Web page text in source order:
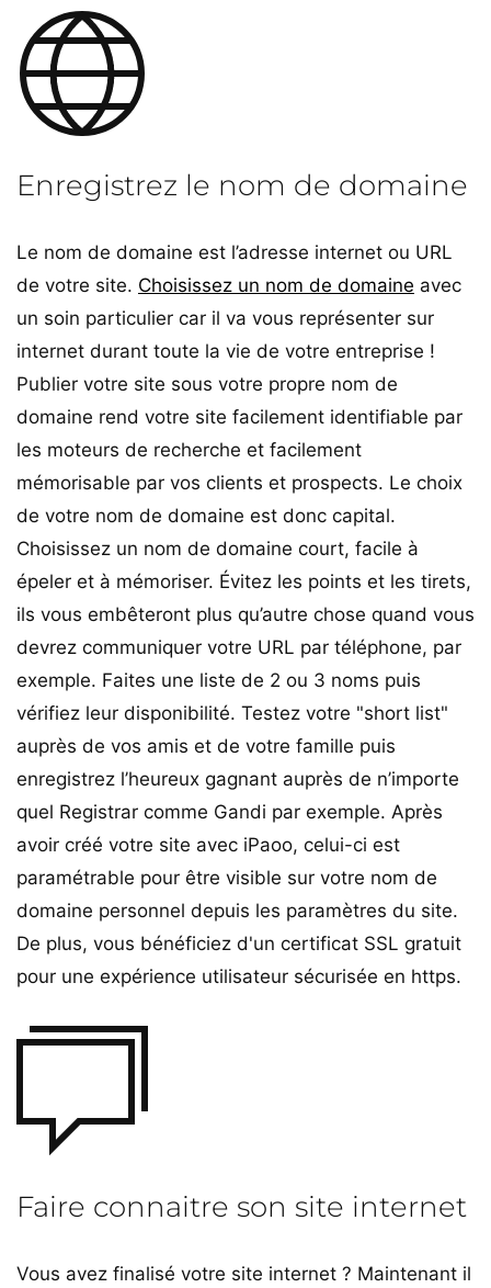
Enregistrez le nom de domaine
Le nom de domaine est l’adresse internet ou URL
de votre site. Choisissez un nom de domaine avec
un soin particulier car il va vous représenter sur
internet durant toute la vie de votre entreprise !
Publier votre site sous votre propre nom de
domaine rend votre site facilement identifiable par
les moteurs de recherche et facilement
mémorisable par vos clients et prospects. Le choix
de votre nom de domaine est donc capital.
Choisissez un nom de domaine court, facile à
épeler et à mémoriser. Évitez les points et les tirets,
ils vous embêteront plus qu’autre chose quand vous
devrez communiquer votre URL par téléphone, par
exemple. Faites une liste de 2 ou 3 noms puis
vérifiez leur disponibilité. Testez votre "short list"
auprès de vos amis et de votre famille puis
enregistrez l’heureux gagnant auprès de n’importe
quel Registrar comme Gandi par exemple. Après
avoir créé votre site avec iPaoo, celui-ci est
paramétrable pour être visible sur votre nom de
domaine personnel depuis les paramètres du site.
De plus, vous bénéficiez d'un certificat SSL gratuit
pour une expérience utilisateur sécurisée en https.
Faire connaitre son site internet
Vous avez finalisé votre site internet ? Maintenant il